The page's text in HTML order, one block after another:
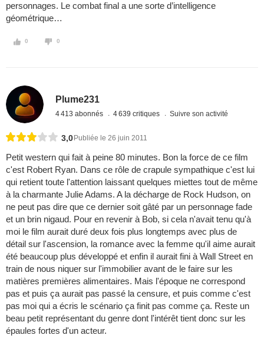
personnages. Le combat final a une sorte d’intelligence
géométrique…
0 0
Plume231
4 413 abonnés 4 639 critiques Suivre son activité
3,0 Publiée le 26 juin 2011
Petit western qui fait à peine 80 minutes. Bon la force de ce film
c'est Robert Ryan. Dans ce rôle de crapule sympathique c'est lui
qui retient toute l'attention laissant quelques miettes tout de même
à la charmante Julie Adams. A la décharge de Rock Hudson, on
ne peut pas dire que ce dernier soit gâté par un personnage fade
et un brin nigaud. Pour en revenir à Bob, si cela n'avait tenu qu'à
moi le film aurait duré deux fois plus longtemps avec plus de
détail sur l'ascension, la romance avec la femme qu'il aime aurait
été beaucoup plus développé et enfin il aurait fini à Wall Street en
train de nous niquer sur l'immobilier avant de le faire sur les
matières premières alimentaires. Mais l'époque ne correspond
pas et puis ça aurait pas passé la censure, et puis comme c'est
pas moi qui a écris le scénario ça finit pas comme ça. Reste un
beau petit représentant du genre dont l'intérêt tient donc sur les
épaules fortes d'un acteur.